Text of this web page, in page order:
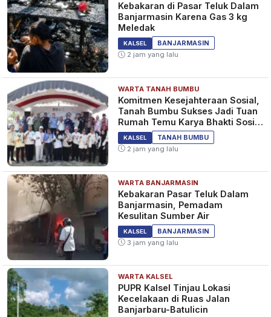
Kebakaran di Pasar Teluk Dalam
Banjarmasin Karena Gas 3 kg
Meledak
KALSEL
BANJARMASIN
2 jam yang lalu
WARTA TANAH BUMBU
Komitmen Kesejahteraan Sosial,
Tanah Bumbu Sukses Jadi Tuan
Rumah Temu Karya Bhakti Sosial
PSM Ke-23
KALSEL
TANAH BUMBU
2 jam yang lalu
WARTA BANJARMASIN
Kebakaran Pasar Teluk Dalam
Banjarmasin, Pemadam
Kesulitan Sumber Air
KALSEL
BANJARMASIN
3 jam yang lalu
WARTA KALSEL
PUPR Kalsel Tinjau Lokasi
Kecelakaan di Ruas Jalan
Banjarbaru-Batulicin